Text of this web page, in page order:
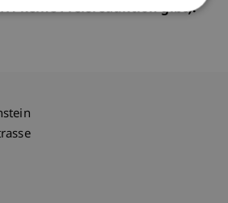
keine Preisreduktion gibt).